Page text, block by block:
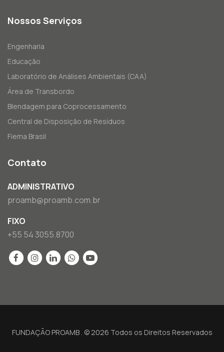
Nossos Serviços
Engenharia
Educação
Laboratório de Análises Ambientais (CAA)
Área de Transbordo
Blendagem para Coprocessamento
Central de Disposição de Resíduos
Fiema Brasil
Contato
ADMINISTRATIVO
proamb@proamb.com.br
FIXO
+55 54 3055.8700
FUNDAÇÃO PROAMB . © 2026 Todos os Direitos Reservados